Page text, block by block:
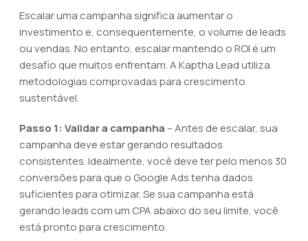
Escalar uma campanha significa aumentar o
investimento e, consequentemente, o volume de leads
ou vendas. No entanto, escalar mantendo o ROI é um
desafio que muitos enfrentam. A Kaptha Lead utiliza
metodologias comprovadas para crescimento
sustentável.
Passo 1: Validar a campanha – Antes de escalar, sua
campanha deve estar gerando resultados
consistentes. Idealmente, você deve ter pelo menos 30
conversões para que o Google Ads tenha dados
suficientes para otimizar. Se sua campanha está
gerando leads com um CPA abaixo do seu limite, você
está pronto para crescimento.